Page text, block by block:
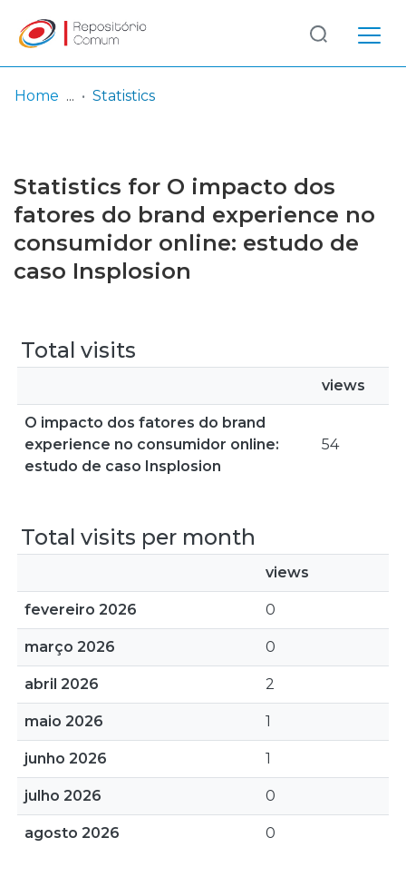
Browse repository
Entities
Log
In
(current)
Home Statistics
Statistics for O impacto dos
fatores do brand experience no
consumidor online: estudo de
caso Insplosion
Total visits
views
O impacto dos fatores do brand
experience no consumidor online:
estudo de caso Insplosion
54
Total visits per month
views
fevereiro 2026 0
março 2026 0
abril 2026 2
maio 2026 1
junho 2026 1
julho 2026 0
agosto 2026 0